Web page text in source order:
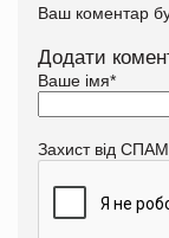
Ваш коментар
Додати
Ваше імя*
Захист від СПАМ